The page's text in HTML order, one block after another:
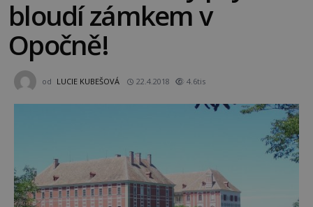
bloudí zámkem v
Opočně!
od LUCIE KUBEŠOVÁ 22.4.2018 4.6tis